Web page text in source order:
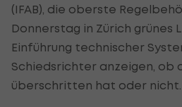
(IFAB), die oberste
Donnerstag in Zürich grünes
Einführung technischer
Schiedsrichter anzeigen, ob
überschritten hat oder nicht.